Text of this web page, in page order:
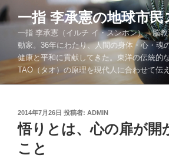
コ
ン
ツ
一指 李承憲の地球市
一指 李承憲（イルチ イ・スンホン）。脳
動家。36年にわたり、人間の身体・心・魂
健康と平和に貢献してきた。東洋の伝統的
TAO（タオ）の原理を現代人に合わせて伝
投
稿
日:
2014年7月26日 投稿者: ADMIN
悟りとは、心の扉が開
こと